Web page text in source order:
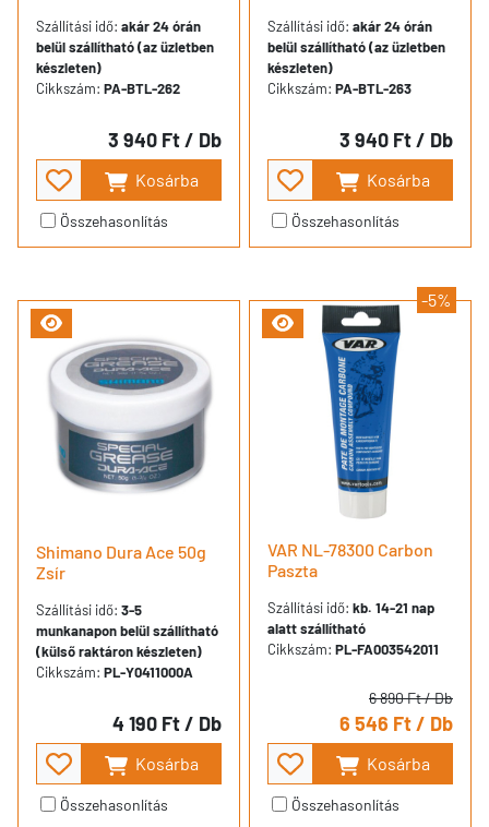
Szállítási idő: akár 24 órán
belül szállítható (az üzletben
készleten)
Cikkszám: PA-BTL-262
3 940 Ft/ Db
Kosárba
Összehasonlítás
Szállítási idő: akár 24 órán
belül szállítható (az üzletben
készleten)
Cikkszám: PA-BTL-263
3 940 Ft/ Db
Kosárba
Összehasonlítás
Shimano Dura Ace 50g
Zsír
Szállítási idő: 3-5
munkanapon belül szállítható
(külső raktáron készleten)
Cikkszám: PL-Y0411000A
4 190 Ft/ Db
Kosárba
Összehasonlítás
-5%
VAR NL-78300 Carbon
Paszta
Szállítási idő: kb. 14-21 nap
alatt szállítható
Cikkszám: PL-FA003542011
6 890 Ft/ Db
6 546 Ft/ Db
Kosárba
Összehasonlítás